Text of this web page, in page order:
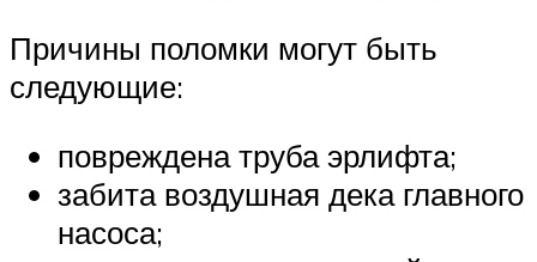
Причины поломки могут быть
следующие:
повреждена труба эрлифта;
забита воздушная дека главного
насоса;